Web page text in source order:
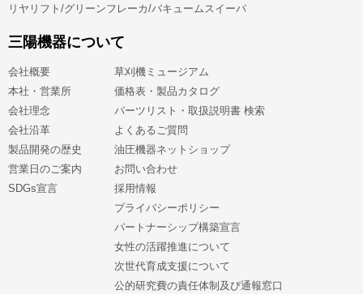
リヤリフト/グリーンフレーカ/バキュームスイーパ
三陽機器について
会社概要
本社・営業所
会社理念
会社沿革
製品開発の歴史
営業日のご案内
SDGs宣言
草刈機ミュージアム
価格表・製品カタログ
パーツリスト・取扱説明書 検索
よくあるご質問
油圧機器ネットショップ
お問い合わせ
採用情報
プライバシーポリシー
パートナーシップ構築宣言
女性の活躍推進について
次世代育成支援について
公的研究費の責任体制及び通報窓口